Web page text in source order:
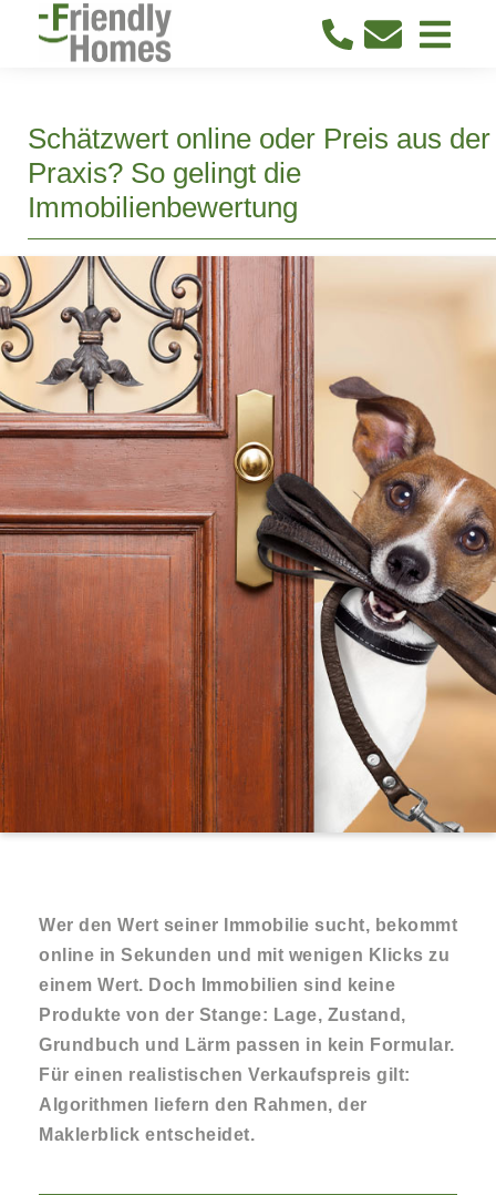
Schätzwert online oder Preis aus der
Praxis? So gelingt die
Immobilienbewertung
Wer den Wert seiner Immobilie sucht, bekommt
online in Sekunden und mit wenigen Klicks zu
einem Wert. Doch Immobilien sind keine
Produkte von der Stange: Lage, Zustand,
Grundbuch und Lärm passen in kein Formular.
Für einen realistischen Verkaufspreis gilt:
Algorithmen liefern den Rahmen, der
Maklerblick entscheidet.